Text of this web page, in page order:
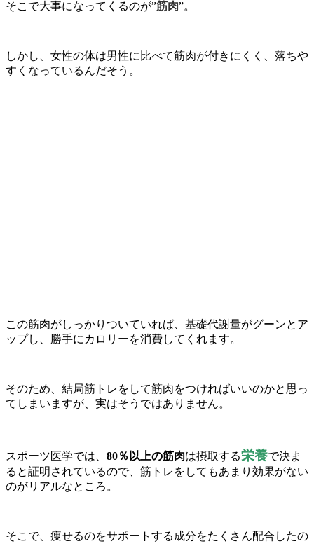
そこで大事になってくるのが”筋肉”。
しかし、女性の体は男性に比べて筋肉が付きにくく、落ちや
すくなっているんだそう。
この筋肉がしっかりついていれば、基礎代謝量がグーンとア
ップし、勝手にカロリーを消費してくれます。
そのため、 結局筋トレをして筋肉をつければいいのかと思っ
てしまいますが、実はそうではありません。
スポーツ医学では、 80％以上の筋肉は摂取する栄養で決ま
ると証明されているので、筋トレをしてもあまり効果がない
のがリアルなところ。
そこで、痩せるのをサポートする成分をたくさん配合したの